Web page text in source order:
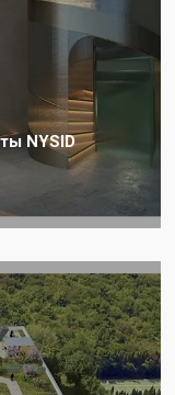
NYSID